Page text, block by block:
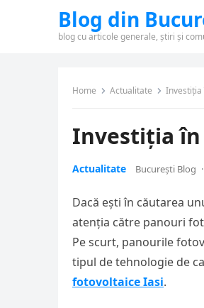
Blog din
blog cu articole generale, știri și
Home Actualitate Investiția
Investiția în
Actualitate București Blog ·
Dacă ești în căutarea
atenția către panouri
Pe scurt, panourile
tipul de tehnologie de
fotovoltaice Iasi.